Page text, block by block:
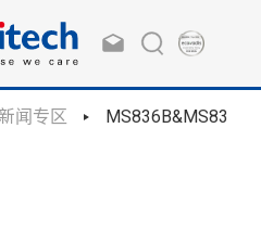
新闻专区 MS836B&MS838B